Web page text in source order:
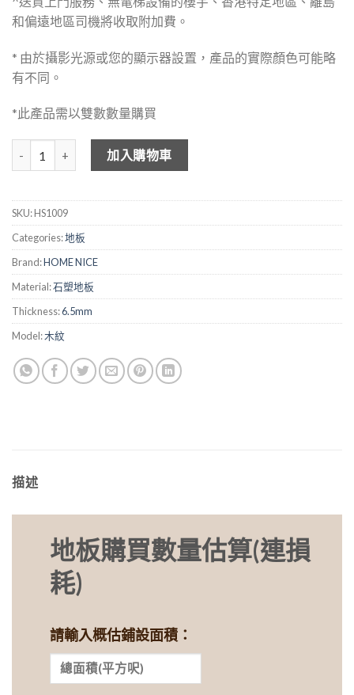
和偏遠地區司機將收取附加費。
* 由於攝影光源或您的顯示器設置，產品的實際顏色可能略
有不同。
*此產品需以雙數數量購買
HOME NICE 木紋石塑地板 HS1009 數量
加入購物車
SKU:HS1009
Categories:地板
Brand:HOME NICE
Material:石塑地板
Thickness:6.5mm
Model:木紋
描述
地板購買數量估算(連損
耗)
請輸入概估鋪設面積：